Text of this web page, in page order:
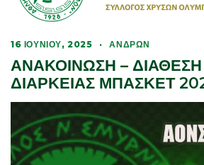
16 ΙΟΥΝΊΟΥ, 2025 · ΑΝΔΡΏΝ
ΑΝΑΚΟΙΝΩΣΗ – ΔΙΑΘΕΣΗ
ΔΙΑΡΚΕΙΑΣ ΜΠΑΣΚΕΤ